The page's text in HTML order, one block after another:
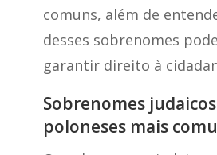
comuns, além de
desses sobrenomes
garantir direito à
Sobrenomes judaicos
poloneses mais